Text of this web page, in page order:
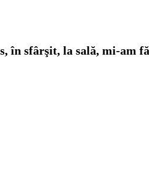
sfârşit, la sală, mi-am